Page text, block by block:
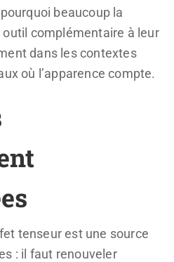
beaucoup la
complémentaire à leur
dans les contextes
où l’apparence compte.
tenseur est une source
: il faut renouveler